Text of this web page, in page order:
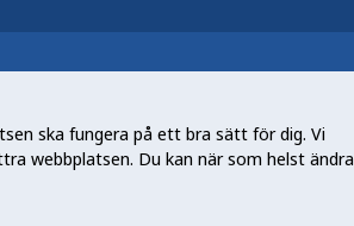
ska fungera på ett bra sätt för dig. Vi
webbplatsen. Du kan när som helst ändra
genom att utveckla
hälsa, förebygga ohälsa och
som stärker samhällets